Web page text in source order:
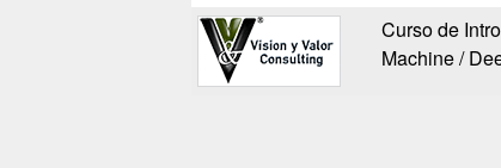
Curso de
Machine /